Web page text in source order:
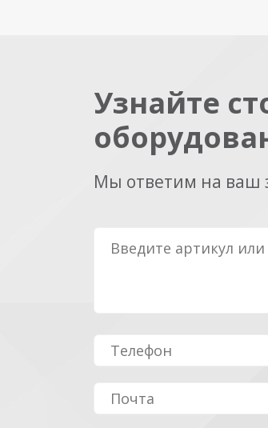
Узнайте
Мы ответим на ваш